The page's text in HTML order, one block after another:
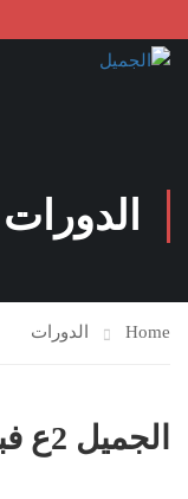
الدورات
Home الدورات
الجميل 2ع فبراير 2025